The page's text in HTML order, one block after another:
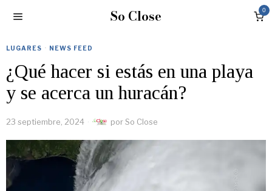
So Close 0
LUGARES · NEWS FEED
¿Qué hacer si estás en una playa
y se acerca un huracán?
23 septiembre, 2024 porSo Close